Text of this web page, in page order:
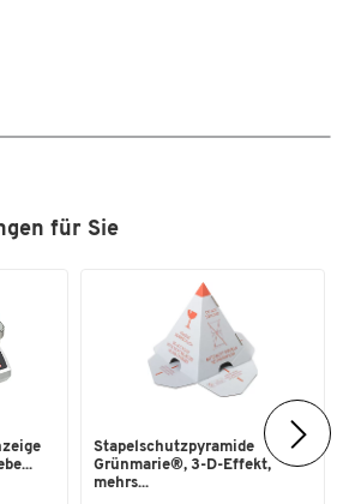
400 mm + Rohr für Rohrablage
an Aufbauprofilen mit Abstand 800 mm /
kgfür Sie
Stapelschutzpyramide
Grünmarie®, 3-D-Effekt,
mehrs...
Zoomen doppeltippen